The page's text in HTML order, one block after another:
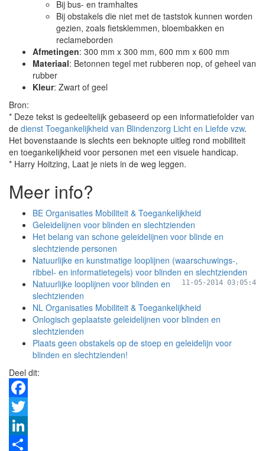
Bij bus- en tramhaltes
Bij obstakels die niet met de taststok kunnen worden
gezien, zoals fietsklemmen, bloembakken en
reclameborden
Afmetingen: 300 mm x 300 mm, 600 mm x 600 mm
Materiaal: Betonnen tegel met rubberen nop, of geheel van
rubber
Kleur: Zwart of geel
Bron:
* Deze tekst is gedeeltelijk gebaseerd op een informatiefolder van
de dienst Toegankelijkheid van Blindenzorg Licht en Liefde vzw.
Het bovenstaande is slechts een beknopte uitleg rond mobiliteit
en toegankelijkheid voor personen met een visuele handicap.
* Harry Hoitzing, Laat je niets in de weg leggen.
Meer info?
BE Organisaties Mobiliteit & Toegankelijkheid
Geleidelijnen voor blinden en slechtzienden
Het belang van schone geleidelijnen voor blinde en
slechtziende personen
Natuurlijke en kunstmatige looplijnen (waarschuwings-,
ribbel- en informatietegels) voor blinden en slechtzienden
11-05-2014 03:05:4
Natuurlijke looplijnen voor blinden en
slechtzienden
NL Organisaties Mobiliteit & Toegankelijkheid
Onlogisch geplaatste geleidelijnen voor blinden en
slechtzienden
Plaats geen obstakels op de stoep en geleidelijn voor
blinden en slechtzienden!
Deel dit:
Facebook
Twitter
LinkedIn